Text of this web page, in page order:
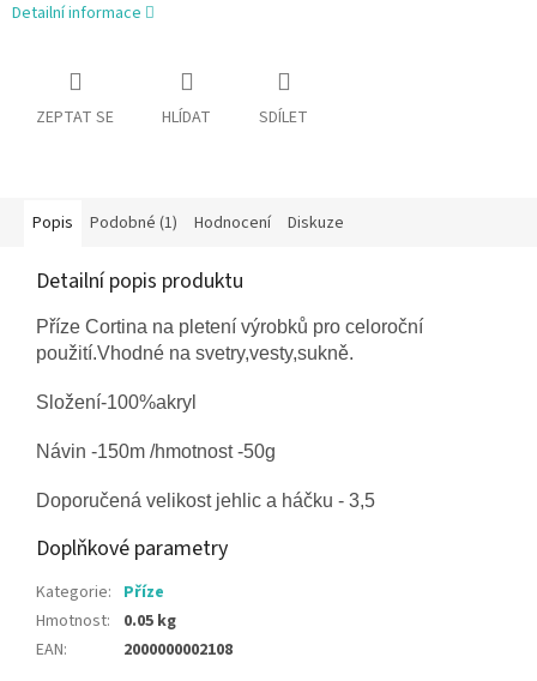
Detailní informace
ZEPTAT SE HLÍDAT SDÍLET
Popis Podobné (1) Hodnocení Diskuze
Detailní popis produktu
Příze Cortina na pletení výrobků pro celoroční
použití.Vhodné na svetry,vesty,sukně.
Složení-100%akryl
Návin -150m /hmotnost -50g
Doporučená velikost jehlic a háčku - 3,5
Doplňkové parametry
Kategorie: Příze
Hmotnost:
0.05 kg
EAN: 2000000002108